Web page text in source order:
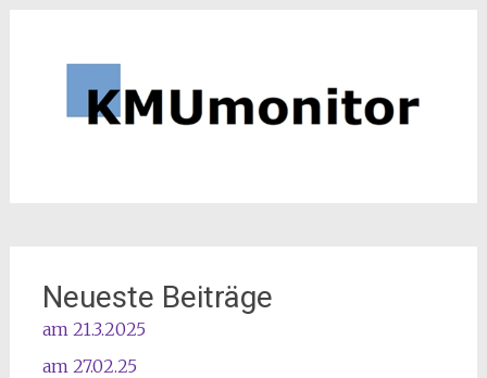
Neueste Beiträge
am 21.3.2025
am 27.02.25